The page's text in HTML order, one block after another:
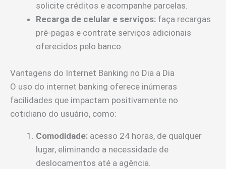
solicite créditos e acompanhe parcelas.
Recarga de celular e serviços: faça recargas
pré-pagas e contrate serviços adicionais
oferecidos pelo banco.
Vantagens do Internet Banking no Dia a Dia
O uso do internet banking oferece inúmeras
facilidades que impactam positivamente no
cotidiano do usuário, como:
Comodidade: acesso 24 horas, de qualquer
lugar, eliminando a necessidade de
deslocamentos até a agência.